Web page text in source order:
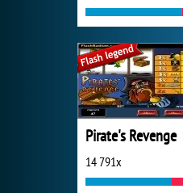
Pirate's Revenge
14 791x